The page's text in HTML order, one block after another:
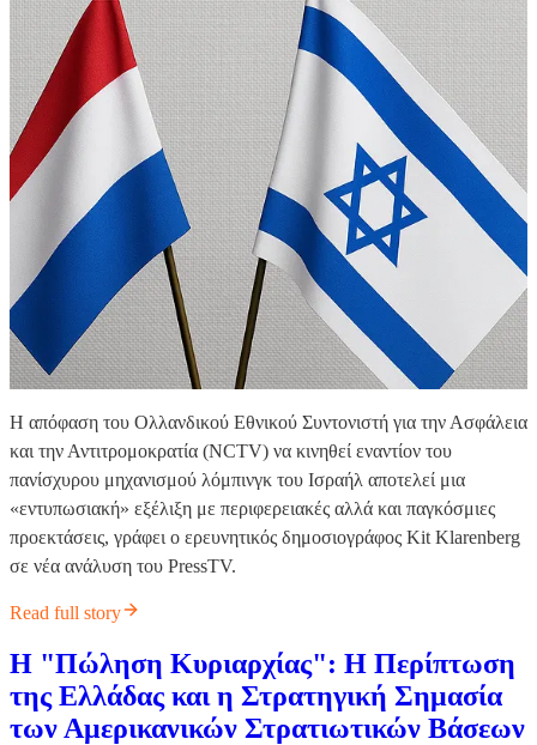
Η απόφαση του Ολλανδικού Εθνικού Συντονιστή για την Ασφάλεια
και την Αντιτρομοκρατία (NCTV) να κινηθεί εναντίον του
πανίσχυρου μηχανισμού λόμπινγκ του Ισραήλ αποτελεί μια
«εντυπωσιακή» εξέλιξη με περιφερειακές αλλά και παγκόσμιες
προεκτάσεις, γράφει ο ερευνητικός δημοσιογράφος Kit Klarenberg
σε νέα ανάλυση του PressTV.
Read full story
Η "Πώληση Κυριαρχίας": Η Περίπτωση
της Ελλάδας και η Στρατηγική Σημασία
των Αμερικανικών Στρατιωτικών Βάσεων